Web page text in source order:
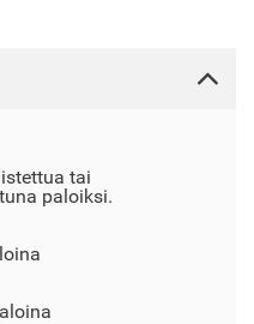
tai
paloiksi.